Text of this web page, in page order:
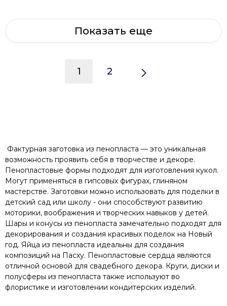
Показать еще
1 2
Фактурная заготовка из пенопласта — это уникальная
возможность проявить себя в творчестве и декоре.
Пенопластовые формы подходят для изготовления кукол.
Могут применяться в гипсовых фигурах, глиняном
мастерстве. Заготовки можно использовать для поделки в
детский сад или школу - они способствуют развитию
моторики, воображения и творческих навыков у детей.
Шары и конусы из пенопласта замечательно подходят для
декорирования и создания красивых поделок на Новый
год. Яйца из пенопласта идеальны для создания
композиций на Пасху. Пенопластовые сердца являются
отличной основой для свадебного декора. Круги, диски и
полусферы из пенопласта также используют во
флористике и изготовлении кондитерских изделий.